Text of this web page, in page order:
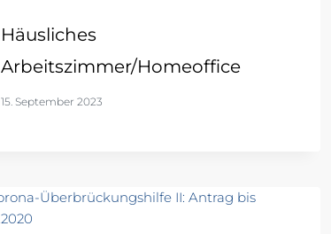
Häusliches
Arbeitszimmer/Homeoffice
15. September 2023